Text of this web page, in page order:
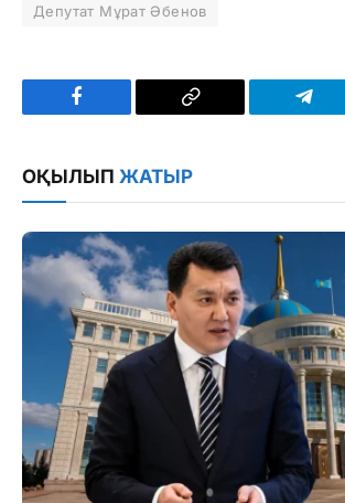
Депутат Мұрат Әбенов
Facebook
Copy
ОҚЫЛЫП ЖАТЫР